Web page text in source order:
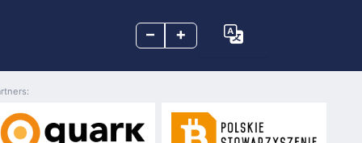
– +